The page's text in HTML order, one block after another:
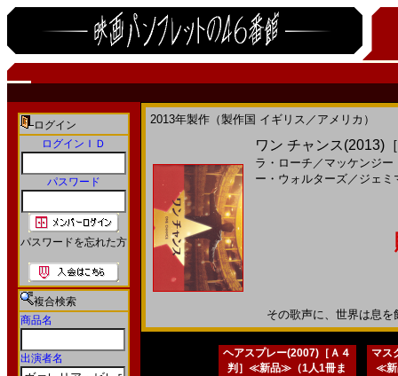
ログイン
ログインＩＤ
パスワード
パスワードを忘れた方
複合検索
商品名
出演者名
2013年製作（製作国 イギリス／アメリカ）
ワン チャンス(2013)
ラ・ローチ ／ マッケンジー
ー・ウォルターズ／ ジェミ
その歌声に、世界は息
ヘアスプレー(2007)［Ａ４
判］≪新品≫（1人1冊ま
マス
≪新